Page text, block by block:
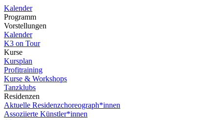
Kalender
Programm
Vorstellungen
Kalender
K3 on Tour
Kurse
Kursplan
Profitraining
Kurse & Workshops
Tanzklubs
Residenzen
Aktuelle Residenzchoreograph*innen
Assoziierte Künstler*innen